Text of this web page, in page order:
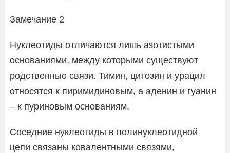
Замечание 2
Нуклеотиды отличаются лишь азотистыми
основаниями, между которыми существуют
родственные связи. Тимин, цитозин и урацил
относятся к пиримидиновым, а аденин и гуанин
– к пуриновым основаниям.
Соседние нуклеотиды в полинуклеотидной
цепи связаны ковалентными связями,